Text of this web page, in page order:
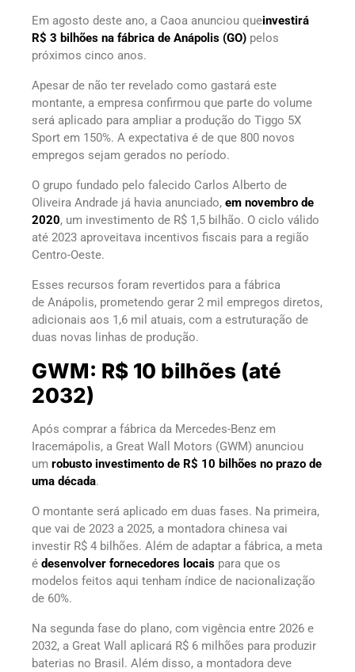
Em agosto deste ano, a Caoa anunciou queinvestirá
R$ 3 bilhões na fábrica de Anápolis (GO) pelos
próximos cinco anos.
Apesar de não ter revelado como gastará este
montante, a empresa confirmou que parte do volume
será aplicado para ampliar a produção do Tiggo 5X
Sport em 150%. A expectativa é de que 800 novos
empregos sejam gerados no período.
O grupo fundado pelo falecido Carlos Alberto de
Oliveira Andrade já havia anunciado, em novembro de
2020, um investimento de R$ 1,5 bilhão. O ciclo válido
até 2023 aproveitava incentivos fiscais para a região
Centro-Oeste.
Esses recursos foram revertidos para a fábrica
de Anápolis, prometendo gerar 2 mil empregos diretos,
adicionais aos 1,6 mil atuais, com a estruturação de
duas novas linhas de produção.
GWM: R$ 10 bilhões (até
2032)
Após comprar a fábrica da Mercedes-Benz em
Iracemápolis, a Great Wall Motors (GWM) anunciou
um robusto investimento de R$ 10 bilhões no prazo de
uma década.
O montante será aplicado em duas fases. Na primeira,
que vai de 2023 a 2025, a montadora chinesa vai
investir R$ 4 bilhões. Além de adaptar a fábrica, a meta
é desenvolver fornecedores locais para que os
modelos feitos aqui tenham índice de nacionalização
de 60%.
Na segunda fase do plano, com vigência entre 2026 e
2032, a Great Wall aplicará R$ 6 milhões para produzir
baterias no Brasil. Além disso, a montadora deve